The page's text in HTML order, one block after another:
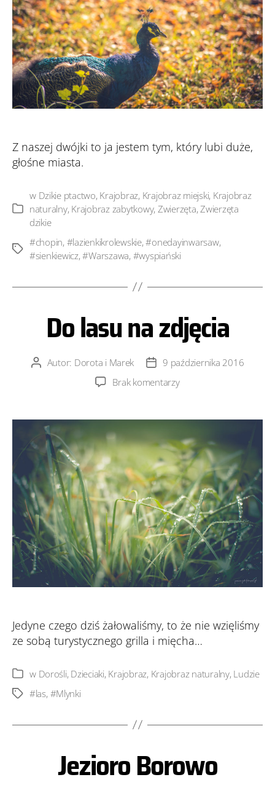
Z naszej dwójki to ja jestem tym, który lubi duże,
głośne miasta.
Kategorie
w Dzikie ptactwo, Krajobraz, Krajobraz miejski, Krajobraz
naturalny, Krajobraz zabytkowy, Zwierzęta, Zwierzęta
dzikie
Tagi
#chopin, #lazienkikrolewskie,#onedayinwarsaw,
#sienkiewicz,#Warszawa, #wyspiański
Do lasu na zdjęcia
AutorAutor: Dorota i Marek
Data9 października 2016
Brak komentarzydo
Jedyne czego dziś żałowaliśmy, to że nie wzięliśmy
ze sobą turystycznego grilla i mięcha…
Kategorie
w Dorośli, Dzieciaki, Krajobraz, Krajobraz naturalny, Ludzie
Tagi #las, #Mlynki
Jezioro Borowo